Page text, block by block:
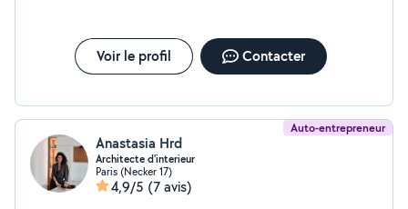
Voir le profil Contacter
Auto-entrepreneur
Anastasia Hrd
Architecte d'interieur
Paris (Necker 17)
4,9/5 (7 avis)